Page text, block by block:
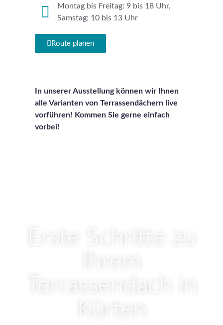
Montag bis Freitag: 9 bis 18 Uhr,
Samstag: 10 bis 13 Uhr
Route planen
In unserer Ausstellung können wir Ihnen
alle Varianten von Terrassendächern live
vorführen! Kommen Sie gerne einfach
vorbei!
Kürten